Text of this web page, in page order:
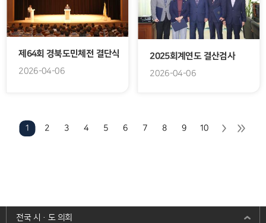
제64회 경북도민체전 결단식
2026-04-06
2025회계연도 결산검사
2026-04-06
1 2 3 4 5 6 7 8 9 10
전국 시·도 의회